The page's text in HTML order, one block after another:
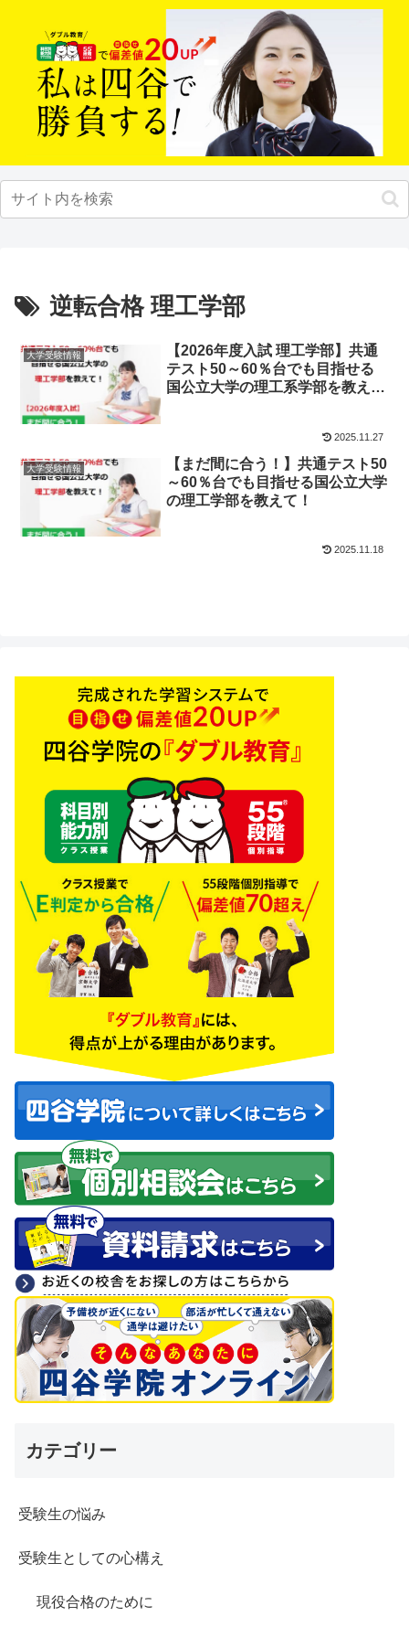
逆転合格 理工学部
大学受験情報
【2026年度入試 理工学部】共通
テスト50～60％台でも目指せる
国公立大学の理工系学部を教え
2025.11.27
大学受験情報
【まだ間に合う！】共通テスト50
～60％台でも目指せる国公立大学
の理工学部を教えて！
2025.11.18
カテゴリー
受験生の悩み
受験生としての心構え
現役合格のために